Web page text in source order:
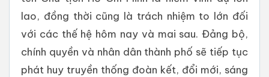
lao, đồng thời cũng là trách nhiệm to lớn đối
với các thế hệ hôm nay và mai sau. Đảng bộ,
chính quyền và nhân dân thành phố sẽ tiếp tục
phát huy truyền thống đoàn kết, đổi mới, sáng